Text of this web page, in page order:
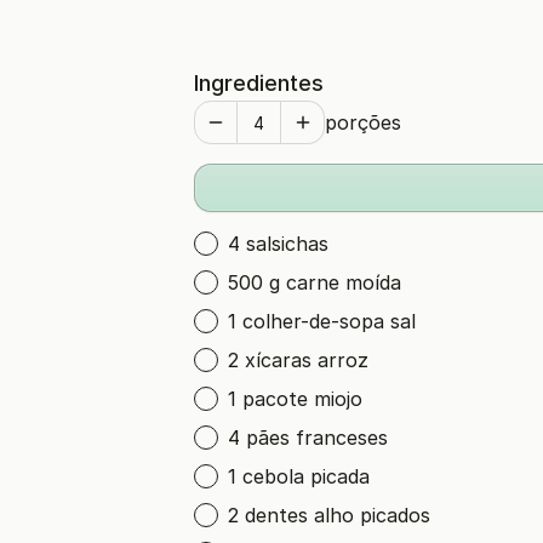
Ingredientes
porções
4 salsichas
500 g carne moída
1 colher-de-sopa sal
2 xícaras arroz
1 pacote miojo
4 pães franceses
1 cebola picada
2 dentes alho picados